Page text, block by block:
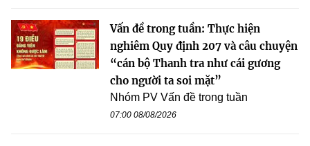
Vấn đề trong tuần: Thực hiện
nghiêm Quy định 207 và câu chuyện
“cán bộ Thanh tra như cái gương
cho người ta soi mặt”
Nhóm PV Vấn đề trong tuần
07:00 08/08/2026